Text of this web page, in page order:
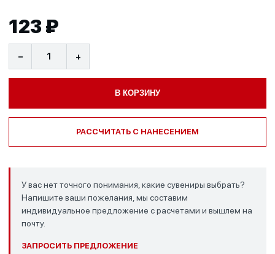
123 ₽
− +
В КОРЗИНУ
РАССЧИТАТЬ С НАНЕСЕНИЕМ
У вас нет точного понимания, какие сувениры выбрать?
Напишите ваши пожелания, мы составим
индивидуальное предложение с расчетами и вышлем на
почту.
ЗАПРОСИТЬ ПРЕДЛОЖЕНИЕ